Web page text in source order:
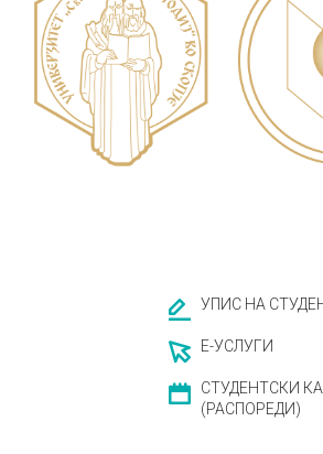
УПИС НА
Е-УСЛУГИ
СТУДЕНТСКИ
(РАСПОРЕДИ)